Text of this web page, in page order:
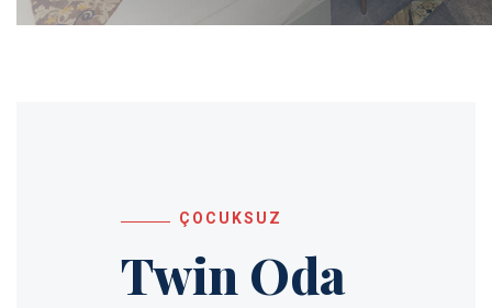
ÇOCUKSUZ
Twin Oda